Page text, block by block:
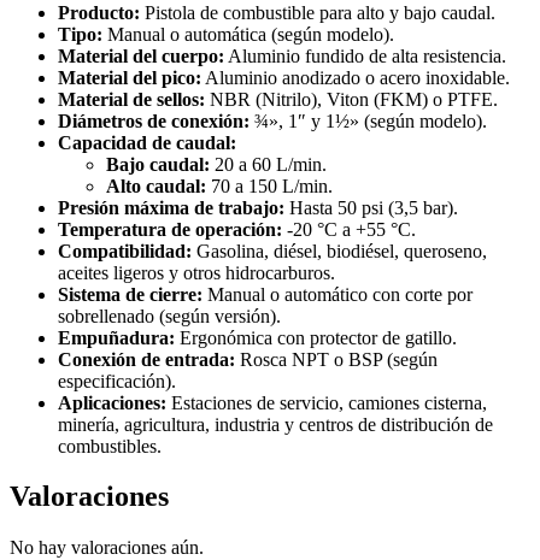
Producto: Pistola de combustible para alto y bajo caudal.
Tipo: Manual o automática (según modelo).
Material del cuerpo: Aluminio fundido de alta resistencia.
Material del pico: Aluminio anodizado o acero inoxidable.
Material de sellos: NBR (Nitrilo), Viton (FKM) o PTFE.
Diámetros de conexión: ¾», 1″ y 1½» (según modelo).
Capacidad de caudal:
Bajo caudal: 20 a 60 L/min.
Alto caudal: 70 a 150 L/min.
Presión máxima de trabajo: Hasta 50 psi (3,5 bar).
Temperatura de operación: -20 °C a +55 °C.
Compatibilidad: Gasolina, diésel, biodiésel, queroseno,
aceites ligeros y otros hidrocarburos.
Sistema de cierre: Manual o automático con corte por
sobrellenado (según versión).
Empuñadura: Ergonómica con protector de gatillo.
Conexión de entrada: Rosca NPT o BSP (según
especificación).
Aplicaciones: Estaciones de servicio, camiones cisterna,
minería, agricultura, industria y centros de distribución de
combustibles.
Valoraciones
No hay valoraciones aún.